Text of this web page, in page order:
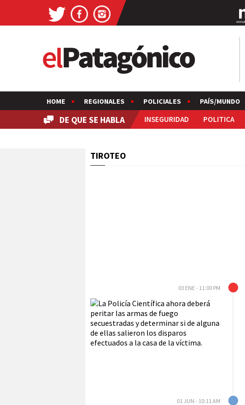
HOME REGIONALES POLICIALES PAÍS/MUNDO
DE QUE SE HABLA INSEGURIDAD POLITICA
TIROTEO
03 ENE - 11:00 PM
01 JUN - 10:11 AM